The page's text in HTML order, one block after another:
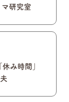
研究室
み時間」